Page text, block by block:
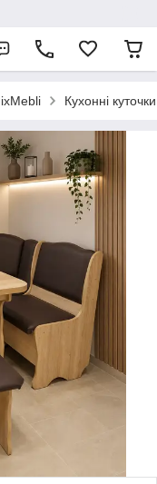
Кухонні куточки